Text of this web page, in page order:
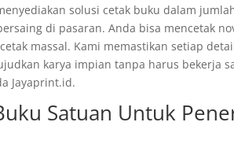
solusi cetak buku dalam
di pasaran. Anda bisa mencetak
massal. Kami memastikan setiap
karya impian tanpa harus bekerja
Jayaprint.id.
Satuan Untuk